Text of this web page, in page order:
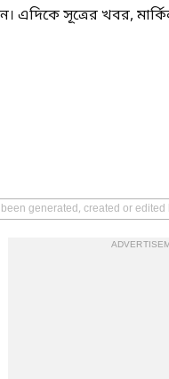
এদিকে সূত্রের খবর,
generated, created or